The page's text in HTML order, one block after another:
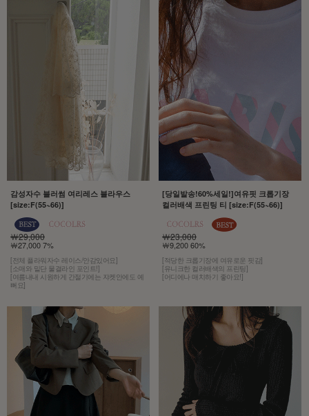
감성자수 블러썸 여리레스 블라우스
[size:F(55~66)]
￦29,000
￦27,000 7%
[전체 플라워자수 레이스/안감있어요]
[소매와 밑단 물결라인 포인트!]
[여름내내 시원하게 간절기에는 쟈켓안에도 예
뻐요]
[당일발송!60%세일!]여유핏 크롭기장
컬러배색 프린팅 티 [size:F(55~66)]
￦23,000
￦9,200 60%
[적당한 크롭기장에 여유로운 핏감]
[유니크한 컬러배색의 프린팅]
[어디에나 매치하기 좋아요!]